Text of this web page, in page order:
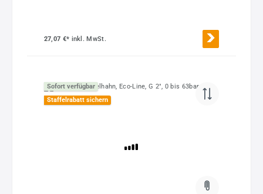
27,07 €* inkl. MwSt.
Sofort verfügbar
Staffelrabatt sichern